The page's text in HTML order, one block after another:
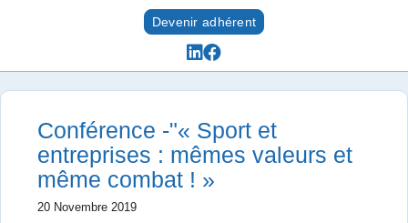
Devenir adhérent
Conférence -"« Sport et
entreprises : mêmes valeurs et
même combat ! »
20 Novembre 2019